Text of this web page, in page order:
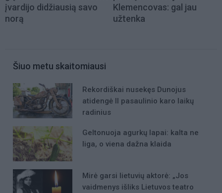
įvardijo didžiausią savo
norą
Klemencovas: gal jau
užtenka
Šiuo metu skaitomiausi
Rekordiškai nusekęs Dunojus
atidengė II pasaulinio karo laikų
radinius
Geltonuoja agurkų lapai: kalta ne
liga, o viena dažna klaida
Mirė garsi lietuvių aktorė: „Jos
vaidmenys išliks Lietuvos teatro